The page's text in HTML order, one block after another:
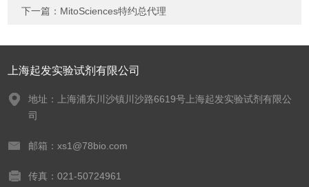
下一篇： MitoSciences特约总代理
上海起发实验试剂有限公司
地址：上海浦东川沙镇川沙路6619号上海起发实验试剂有限公
司
邮箱：xs1@78bio.com
传真：021-50724961